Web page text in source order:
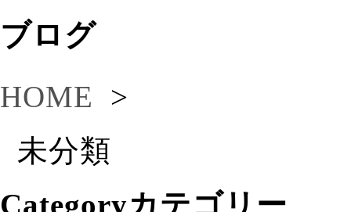
ブログ
HOME >
未分類
Categoryカテゴリー